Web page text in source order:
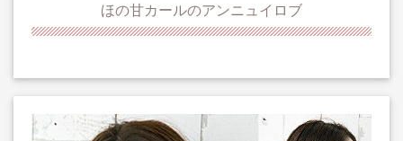
ほの甘カールのアンニュイロブ